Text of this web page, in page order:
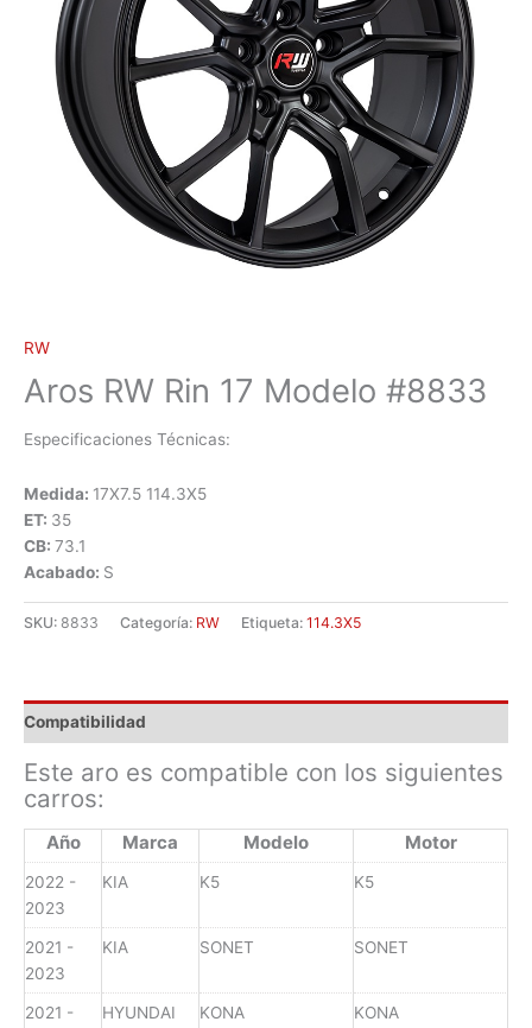
RW
Aros RW Rin 17 Modelo #8833
Especificaciones Técnicas:
Medida: 17X7.5 114.3X5
ET: 35
CB: 73.1
Acabado: S
SKU: 8833 Categoría: RW Etiqueta: 114.3X5
Compatibilidad
Este aro es compatible con los siguientes
carros:
Año Marca Modelo Motor
2022 -
2023
KIA K5 K5
2021 -
2023
KIA SONET SONET
2021 -
HYUNDAI KONA KONA